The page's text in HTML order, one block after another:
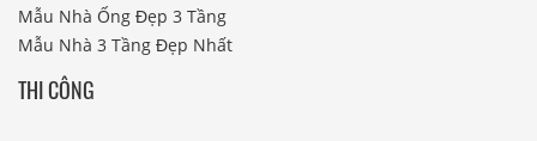
Mẫu Nhà Ống Đẹp 3 Tầng
Mẫu Nhà 3 Tầng Đẹp Nhất
THI CÔNG